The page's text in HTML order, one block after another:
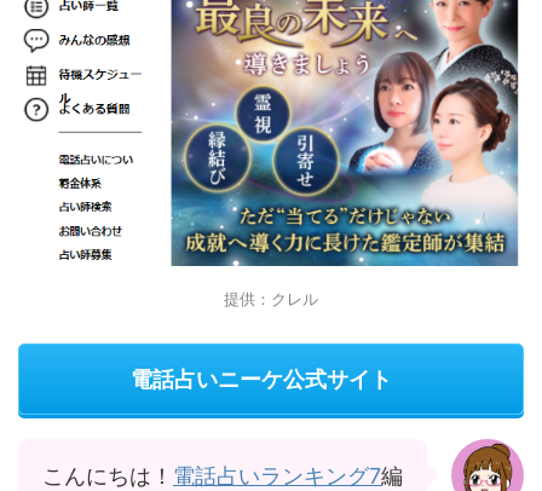
提供：クレル
電話占いニーケ公式サイト
こんにちは！ 電話占いランキング7編